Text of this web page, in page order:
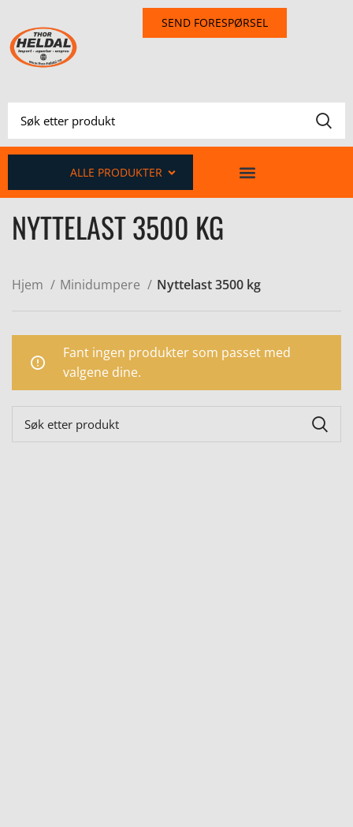
SEND FORESPØRSEL
ALLE PRODUKTER
NYTTELAST 3500 KG
Hjem Minidumpere Nyttelast 3500 kg
Fant ingen produkter som passet med
valgene dine.